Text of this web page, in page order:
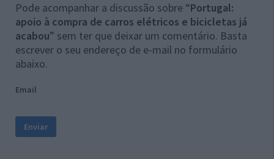
Pode acompanhar a discussão sobre “Portugal:
apoio à compra de carros elétricos e bicicletas já
acabou” sem ter que deixar um comentário. Basta
escrever o seu endereço de e-mail no formulário
abaixo.
Email